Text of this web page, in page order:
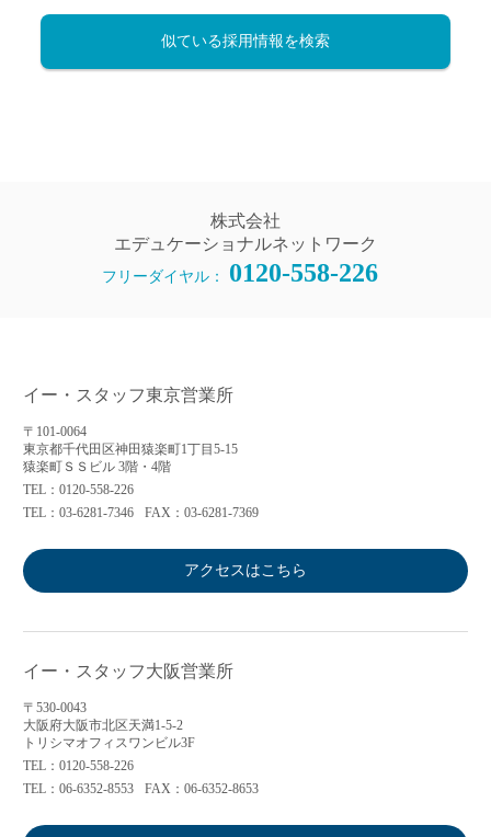
似ている採用情報を検索
株式会社
エデュケーショナルネットワーク
フリーダイヤル： 0120-558-226
イー・スタッフ東京営業所
〒101-0064
東京都千代田区神田猿楽町1丁目5-15
猿楽町ＳＳビル 3階・4階
TEL：0120-558-226
TEL：03-6281-7346
FAX：03-6281-7369
アクセスはこちら
イー・スタッフ大阪営業所
〒530-0043
大阪府大阪市北区天満1-5-2
トリシマオフィスワンビル3F
TEL：0120-558-226
TEL：06-6352-8553
FAX：06-6352-8653